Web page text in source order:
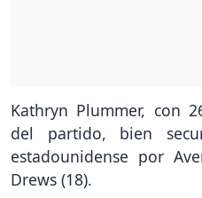
Kathryn Plummer, con
del partido, bien
estadounidense por
Drews (18).